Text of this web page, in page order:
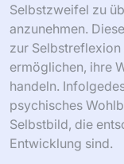
Selbstzweifel zu
anzunehmen.
zur Selbstreflexion
ermöglichen, ihre
handeln.
psychisches
Selbstbild, die
Entwicklung sind.